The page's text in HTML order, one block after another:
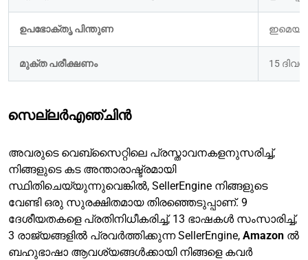
ഉപഭോക്തൃ പിന്തുണ
മുക്ത പരീക്ഷണം 15
സെല്ലർഎഞ്ചിൻ
അവരുടെ വെബ്സൈറ്റിലെ പ്രസ്താവനകളനുസരിച്ച്,
നിങ്ങളുടെ കട അന്താരാഷ്ട്രമായി
സ്ഥിതിചെയ്യുന്നുവെങ്കിൽ, SellerEngine നിങ്ങളുടെ
വേണ്ടി ഒരു സുരക്ഷിതമായ തിരഞ്ഞെടുപ്പാണ്. 9
ദേശീയതകളെ പ്രതിനിധീകരിച്ച്, 13 ഭാഷകൾ സംസാരിച്ച്,
3 രാജ്യങ്ങളിൽ പ്രവർത്തിക്കുന്ന SellerEngine, Amazon ൽ
ബഹുഭാഷാ ആവശ്യങ്ങൾക്കായി നിങ്ങളെ കവർ